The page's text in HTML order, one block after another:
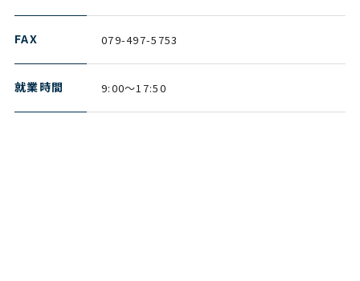
FAX 079-497-5753
就業時間 9:00～17:50